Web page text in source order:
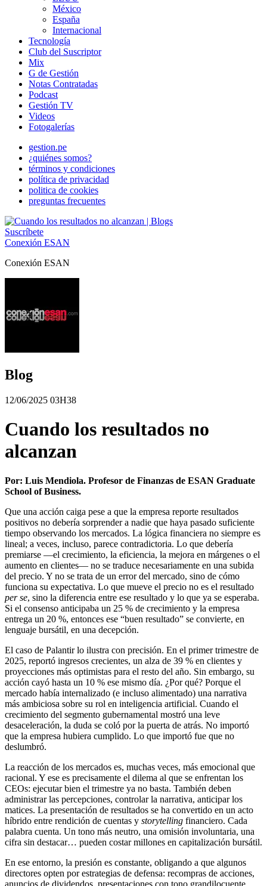
México
España
Internacional
Tecnología
Club del Suscriptor
Mix
G de Gestión
Notas Contratadas
Podcast
Gestión TV
Videos
Fotogalerías
gestion.pe
¿quiénes somos?
términos y condiciones
política de privacidad
politica de cookies
preguntas frecuentes
Suscríbete
Conexión ESAN
Conexión ESAN
Blog
12/06/2025 03H38
Cuando los resultados no
alcanzan
Por: Luis Mendiola. Profesor de Finanzas de ESAN Graduate
School of Business.
Que una acción caiga pese a que la empresa reporte resultados
positivos no debería sorprender a nadie que haya pasado suficiente
tiempo observando los mercados. La lógica financiera no siempre es
lineal; a veces, incluso, parece contradictoria. Lo que debería
premiarse —el crecimiento, la eficiencia, la mejora en márgenes o el
aumento en clientes— no se traduce necesariamente en una subida
del precio. Y no se trata de un error del mercado, sino de cómo
funciona su expectativa. Lo que mueve el precio no es el resultado
per se, sino la diferencia entre ese resultado y lo que ya se esperaba.
Si el consenso anticipaba un 25 % de crecimiento y la empresa
entrega un 20 %, entonces ese “buen resultado” se convierte, en
lenguaje bursátil, en una decepción.
El caso de Palantir lo ilustra con precisión. En el primer trimestre de
2025, reportó ingresos crecientes, un alza de 39 % en clientes y
proyecciones más optimistas para el resto del año. Sin embargo, su
acción cayó hasta un 10 % ese mismo día. ¿Por qué? Porque el
mercado había internalizado (e incluso alimentado) una narrativa
más ambiciosa sobre su rol en inteligencia artificial. Cuando el
crecimiento del segmento gubernamental mostró una leve
desaceleración, la duda se coló por la puerta de atrás. No importó
que la empresa hubiera cumplido. Lo que importó fue que no
deslumbró.
La reacción de los mercados es, muchas veces, más emocional que
racional. Y ese es precisamente el dilema al que se enfrentan los
CEOs: ejecutar bien el trimestre ya no basta. También deben
administrar las percepciones, controlar la narrativa, anticipar los
matices. La presentación de resultados se ha convertido en un acto
híbrido entre rendición de cuentas y storytelling financiero. Cada
palabra cuenta. Un tono más neutro, una omisión involuntaria, una
cifra sin destacar… pueden costar millones en capitalización bursátil.
En ese entorno, la presión es constante, obligando a que algunos
directores opten por estrategias de defensa: recompras de acciones,
anuncios de dividendos, presentaciones con tono grandilocuente.